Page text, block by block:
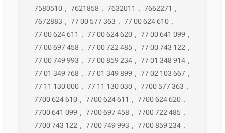
7580510 , 7621858 , 7632011 , 7662271 ,
7672883 , 77 00 577 363 , 77 00 624 610 ,
77 00 624 611 , 77 00 624 620 , 77 00 641 099 ,
77 00 697 458 , 77 00 722 485 , 77 00 743 122 ,
77 00 749 993 , 77 00 859 234 , 77 01 348 914 ,
77 01 349 768 , 77 01 349 899 , 77 02 103 667 ,
77 11 130 000 , 77 11 130 030 , 7700 577 363 ,
7700 624 610 , 7700 624 611 , 7700 624 620 ,
7700 641 099 , 7700 697 458 , 7700 722 485 ,
7700 743 122 , 7700 749 993 , 7700 859 234 ,